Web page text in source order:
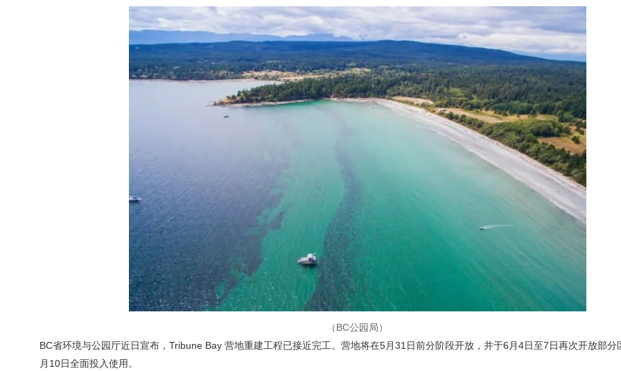
（BC公园局）
BC省环境与公园厅近日宣布，Tribune Bay 营地重建工程已接近完工。营地将在5月31日前分阶段开放，并于6月4日至7日再次开放部分
月10日全面投入使用。